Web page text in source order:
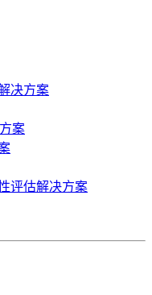
决方案
案
评估解决方案